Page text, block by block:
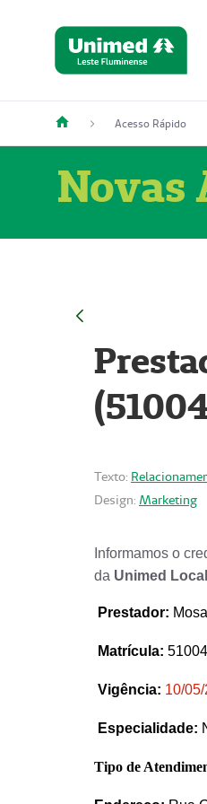
Acesso Rápido
Novas
Texto:
Design: Marketing
Informamos o
da Unimed
Prestador:
Matrícula:
Vigência: 10/
Especialidade:
Tipo de